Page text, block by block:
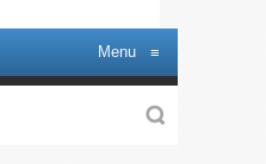
Menu ≡